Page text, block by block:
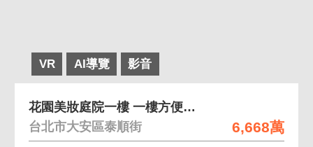
VR AI導覽 影音
6,668萬
花園美妝庭院一樓 一樓方便、前後庭院
台北市大安區泰順街